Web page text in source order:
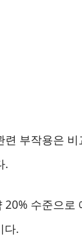
부작용은
.
수준으
다.